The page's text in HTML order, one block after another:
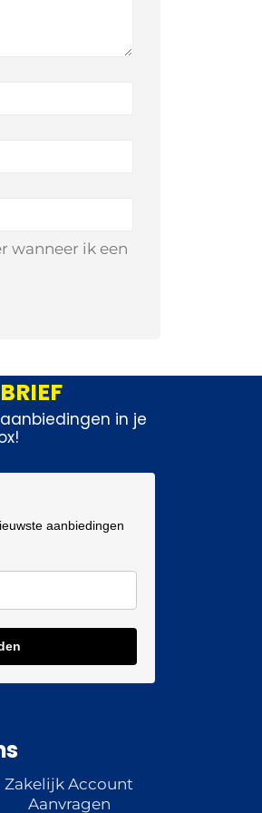
wanneer ik een
in je
aanbiedingen
Zakelijk Account
Aanvragen